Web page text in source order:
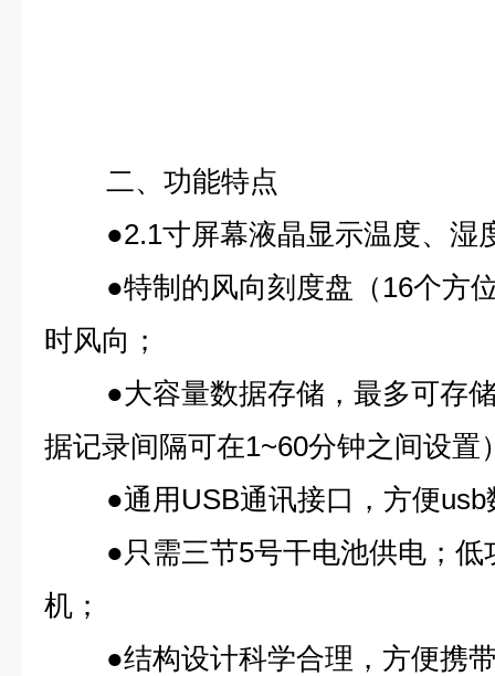
二、功能特点
●2.1寸屏幕液晶显示温度、湿
●特制的风向刻度盘（16个方
时风向；
●大容量数据存储，最多可存
据记录间隔可在1~60分钟之间设置
●通用USB通讯接口，方便
●只需三节5号干电池供电；
机；
●结构设计科学合理，方便携